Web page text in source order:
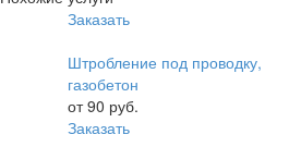
Заказать
Штробление под проводку,
газобетон
от 90 руб.
Заказать